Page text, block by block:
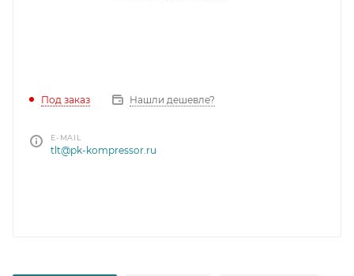
Под заказ Нашли дешевле?
E-MAIL
tlt@pk-kompressor.ru